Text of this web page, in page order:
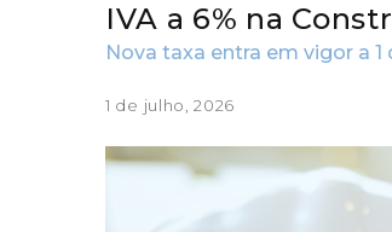
IVA a 6% na
Nova taxa entra em vigor a 1
1 de julho, 2026